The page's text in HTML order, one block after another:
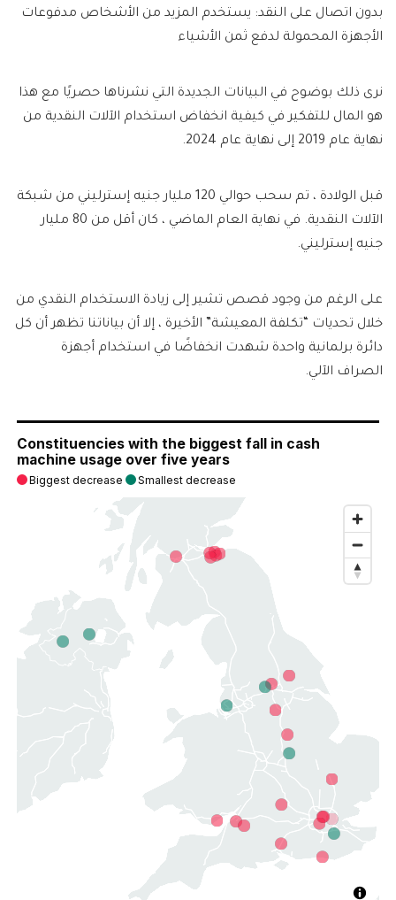
بدون اتصال على النقد: يستخدم المزيد من الأشخاص مدفوعات
الأجهزة المحمولة لدفع ثمن الأشياء
نرى ذلك بوضوح في البيانات الجديدة التي نشرناها حصريًا مع هذا
هو المال للتفكير في كيفية انخفاض استخدام الآلات النقدية من
نهاية عام 2019 إلى نهاية عام 2024.
قبل الولادة ، تم سحب حوالي 120 مليار جنيه إسترليني من شبكة
الآلات النقدية. في نهاية العام الماضي ، كان أقل من 80 مليار
جنيه إسترليني.
على الرغم من وجود قصص تشير إلى زيادة الاستخدام النقدي من
خلال تحديات “تكلفة المعيشة” الأخيرة ، إلا أن بياناتنا تظهر أن كل
دائرة برلمانية واحدة شهدت انخفاضًا في استخدام أجهزة
الصراف الآلي.